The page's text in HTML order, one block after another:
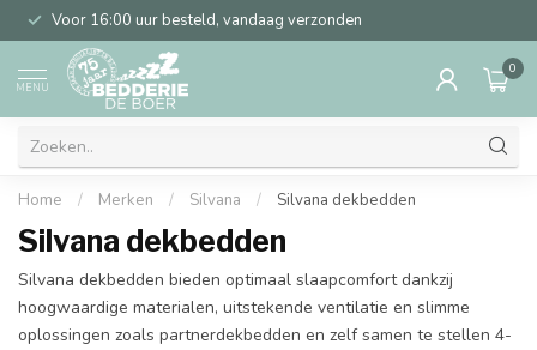
Voor 16:00 uur besteld, vandaag verzonden
MENU
0
Home / Merken / Silvana / Silvana dekbedden
Silvana dekbedden
Silvana dekbedden bieden optimaal slaapcomfort dankzij
hoogwaardige materialen, uitstekende ventilatie en slimme
oplossingen zoals partnerdekbedden en zelf samen te stellen 4-